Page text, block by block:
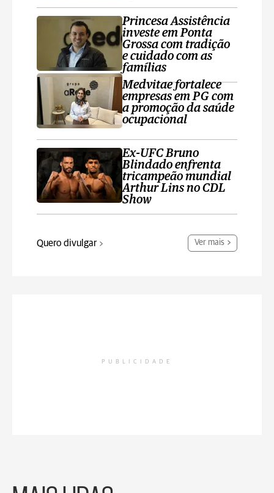
Princesa Assistência
investe em Ponta
Grossa com tradição
e cuidado com as
famílias
Medvitae fortalece
empresas em PG com
a promoção da saúde
ocupacional
Ex-UFC Bruno
Blindado enfrenta
tricampeão mundial
Arthur Lins no CDL
Show
Quero divulgar Ver mais
PUBLICIDADE